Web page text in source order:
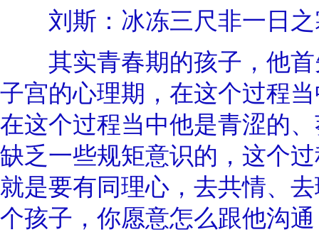
刘斯：冰冻三尺非一日之
其实青春期的孩子，他首
子宫的心理期，在这个过程
在这个过程当中他是青涩的
缺乏一些规矩意识的，这个
就是要有同理心，去共情、
个孩子，你愿意怎么跟他沟